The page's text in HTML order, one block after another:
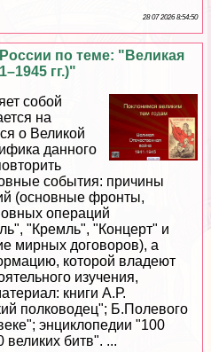
28 07 2026 8:54:50
по теме: "Великая
гг.)"
собой
на
о Великой
данного
события: причины
(основные фронты,
операций
"Кремль", "Концерт" и
мирных договоров), а
которой владеют
изучения,
книги А.Р.
полководец"; Б.Полевого
энциклопедии "100
великих битв". ...